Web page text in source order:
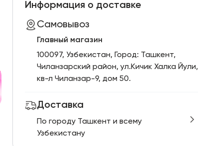
Информация о доставке
Самовывоз
Главный магазин
100097, Узбекистан, Город: Ташкент,
Чиланзарский pайон, ул.Кичик Халка Йули,
кв-л Чиланзар-9, дом 50.
Доставка
По городу Ташкент и всему
Узбекистану